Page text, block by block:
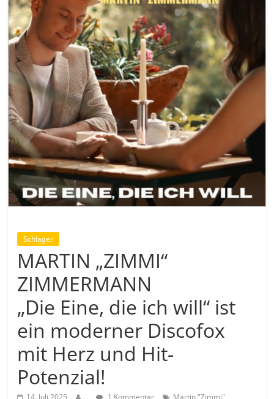
Schlager
MARTIN „ZIMMI“
ZIMMERMANN
„Die Eine, die ich will“ ist
ein moderner Discofox
mit Herz und Hit-
Potenzial!